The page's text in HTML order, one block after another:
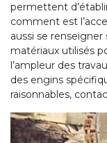
permettent
comment est
aussi se renseigner
matériaux utilisés
l’ampleur des
des engins
raisonnables,